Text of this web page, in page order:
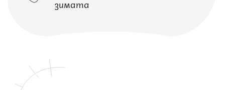
зимата